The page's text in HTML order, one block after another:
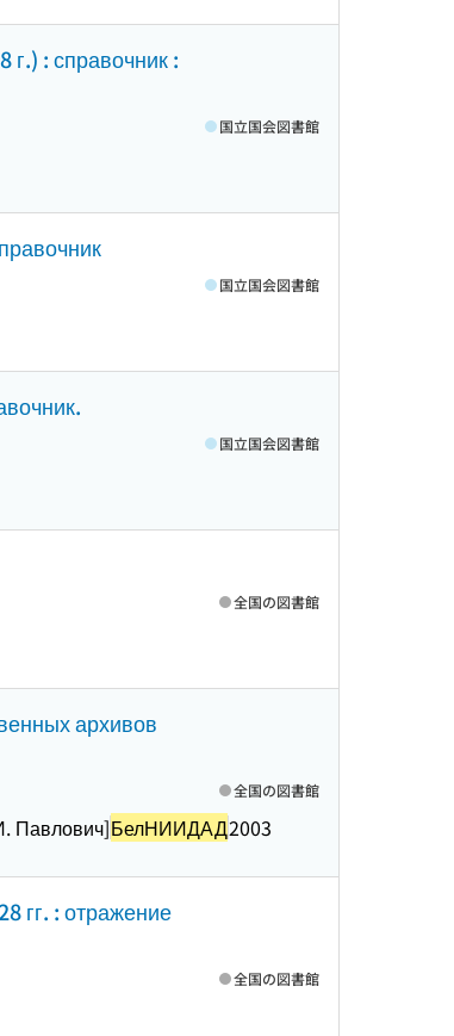
г.) : справочник :
国立国会図書館
国立国会図書館
国立国会図書館
全国の図書館
архивов
Павлович]БелНИИДАД2003
全国の図書館
гг. : отражение
全国の図書館